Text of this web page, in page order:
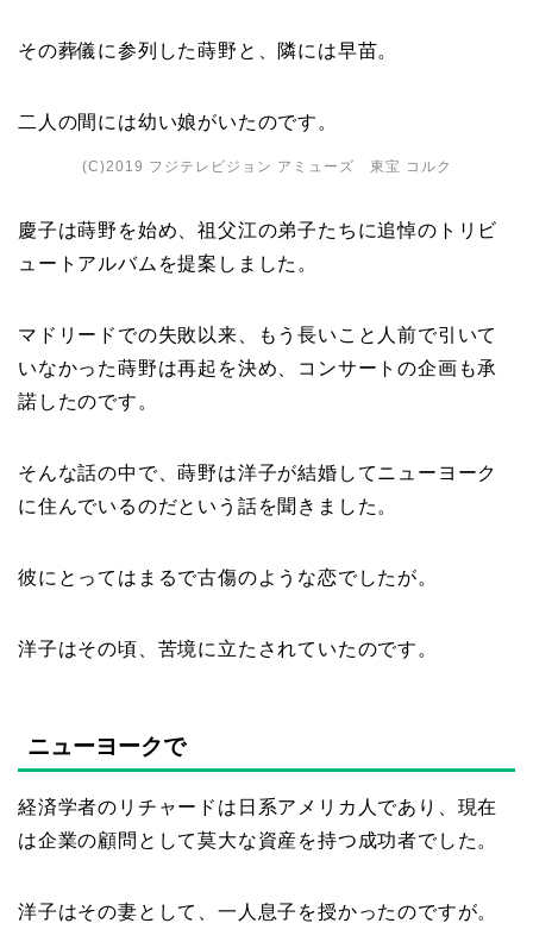
その葬儀に参列した蒔野と、隣には早苗。
二人の間には幼い娘がいたのです。
(C)2019 フジテレビジョン アミューズ 東宝 コルク
慶子は蒔野を始め、祖父江の弟子たちに追悼のトリビ
ュートアルバムを提案しました。
マドリードでの失敗以来、もう長いこと人前で引いて
いなかった蒔野は再起を決め、コンサートの企画も承
諾したのです。
そんな話の中で、蒔野は洋子が結婚してニューヨーク
に住んでいるのだという話を聞きました。
彼にとってはまるで古傷のような恋でしたが。
洋子はその頃、苦境に立たされていたのです。
ニューヨークで
経済学者のリチャードは日系アメリカ人であり、現在
は企業の顧問として莫大な資産を持つ成功者でした。
洋子はその妻として、一人息子を授かったのですが。